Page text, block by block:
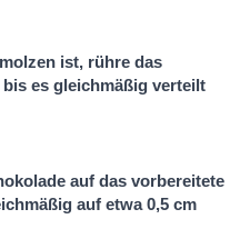
ist, rühre das
es gleichmäßig verteilt
auf das vorbereitete
auf etwa 0,5 cm